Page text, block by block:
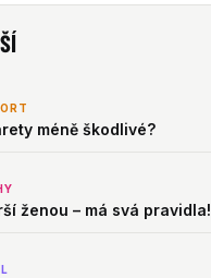
méně škodlivé?
ženou – má svá pravidla!